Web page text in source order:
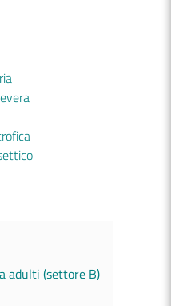
adulti (settore B)